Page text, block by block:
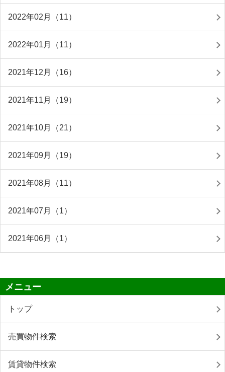
2022年02月（11）
2022年01月（11）
2021年12月（16）
2021年11月（19）
2021年10月（21）
2021年09月（19）
2021年08月（11）
2021年07月（1）
2021年06月（1）
メニュー
トップ
売買物件検索
賃貸物件検索